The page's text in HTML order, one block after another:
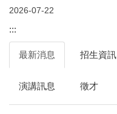
2026-07-22
:::
最新消息 招生資訊
演講訊息 徵才